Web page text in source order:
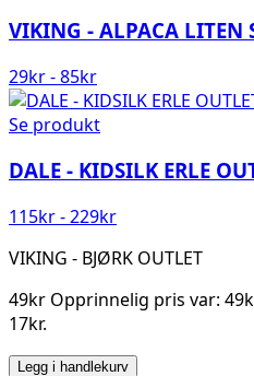
VIKING - ALPACA LITEN
29kr-85kr
Se produkt
DALE - KIDSILK ERLE
115kr-229kr
VIKING - BJØRK OUTLET
49kr Opprinnelig pris var:
17kr.
Legg i handlekurv